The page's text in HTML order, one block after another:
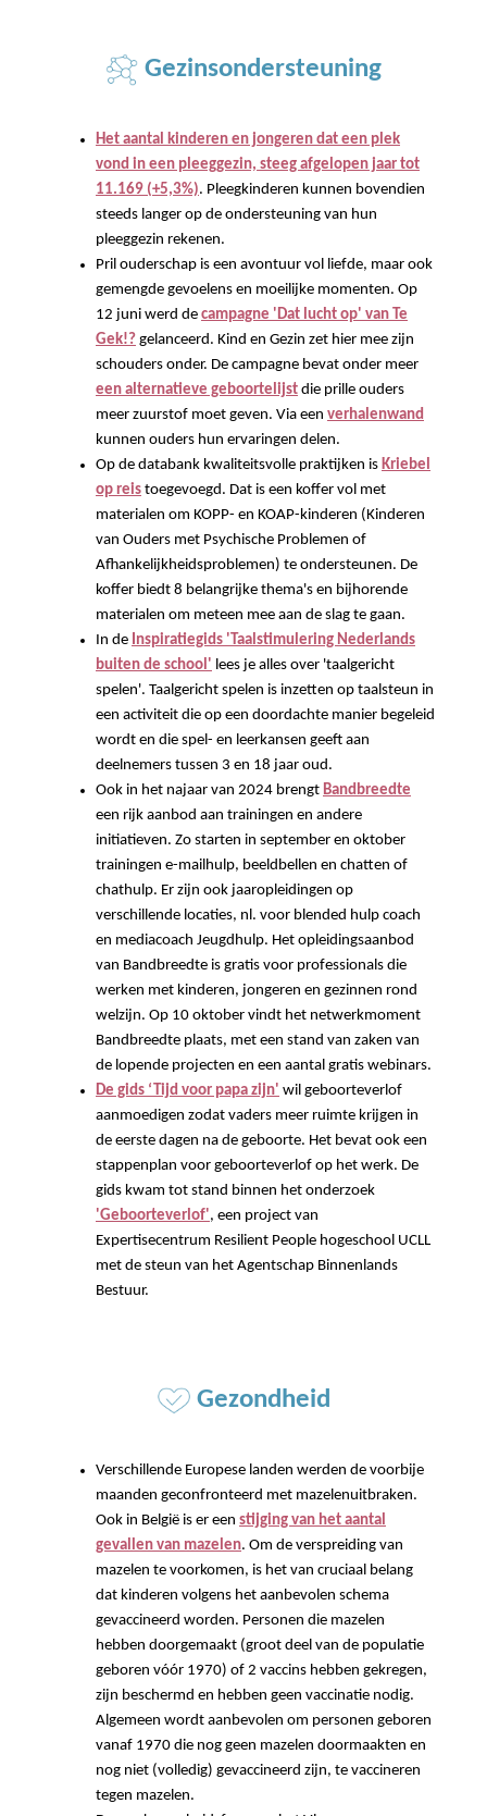
Gezinsondersteuning
Het aantal kinderen en jongeren dat een plek
vond in een pleeggezin, steeg afgelopen jaar tot
11.169 (+5,3%). Pleegkinderen kunnen bovendien
steeds langer op de ondersteuning van hun
pleeggezin rekenen.
Pril ouderschap is een avontuur vol liefde, maar ook
gemengde gevoelens en moeilijke momenten. Op
12 juni werd de campagne 'Dat lucht op' van Te
Gek!? gelanceerd. Kind en Gezin zet hier mee zijn
schouders onder. De campagne bevat onder meer
een alternatieve geboortelijst die prille ouders
meer zuurstof moet geven. Via een verhalenwand
kunnen ouders hun ervaringen delen.
Op de databank kwaliteitsvolle praktijken is Kriebel
op reis toegevoegd. Dat is een koffer vol met
materialen om KOPP- en KOAP-kinderen (Kinderen
van Ouders met Psychische Problemen of
Afhankelijkheidsproblemen) te ondersteunen. De
koffer biedt 8 belangrijke thema's en bijhorende
materialen om meteen mee aan de slag te gaan.
In de Inspiratiegids 'Taalstimulering Nederlands
buiten de school' lees je alles over 'taalgericht
spelen'. Taalgericht spelen is inzetten op taalsteun in
een activiteit die op een doordachte manier begeleid
wordt en die spel- en leerkansen geeft aan
deelnemers tussen 3 en 18 jaar oud.
Ook in het najaar van 2024 brengt Bandbreedte
een rijk aanbod aan trainingen en andere
initiatieven. Zo starten in september en oktober
trainingen e-mailhulp, beeldbellen en chatten of
chathulp. Er zijn ook jaaropleidingen op
verschillende locaties, nl. voor blended hulp coach
en mediacoach Jeugdhulp. Het opleidingsaanbod
van Bandbreedte is gratis voor professionals die
werken met kinderen, jongeren en gezinnen rond
welzijn. Op 10 oktober vindt het netwerkmoment
Bandbreedte plaats, met een stand van zaken van
de lopende projecten en een aantal gratis webinars.
De gids ‘Tijd voor papa zijn' wil geboorteverlof
aanmoedigen zodat vaders meer ruimte krijgen in
de eerste dagen na de geboorte. Het bevat ook een
stappenplan voor geboorteverlof op het werk. De
gids kwam tot stand binnen het onderzoek
'Geboorteverlof', een project van
Expertisecentrum Resilient People hogeschool UCLL
met de steun van het Agentschap Binnenlands
Bestuur.
Gezondheid
Verschillende Europese landen werden de voorbije
maanden geconfronteerd met mazelenuitbraken.
Ook in België is er een stijging van het aantal
gevallen van mazelen. Om de verspreiding van
mazelen te voorkomen, is het van cruciaal belang
dat kinderen volgens het aanbevolen schema
gevaccineerd worden. Personen die mazelen
hebben doorgemaakt (groot deel van de populatie
geboren vóór 1970) of 2 vaccins hebben gekregen,
zijn beschermd en hebben geen vaccinatie nodig.
Algemeen wordt aanbevolen om personen geboren
vanaf 1970 die nog geen mazelen doormaakten en
nog niet (volledig) gevaccineerd zijn, te vaccineren
tegen mazelen.